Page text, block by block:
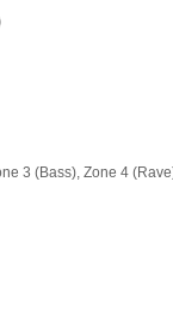
3 (Bass), Zone 4